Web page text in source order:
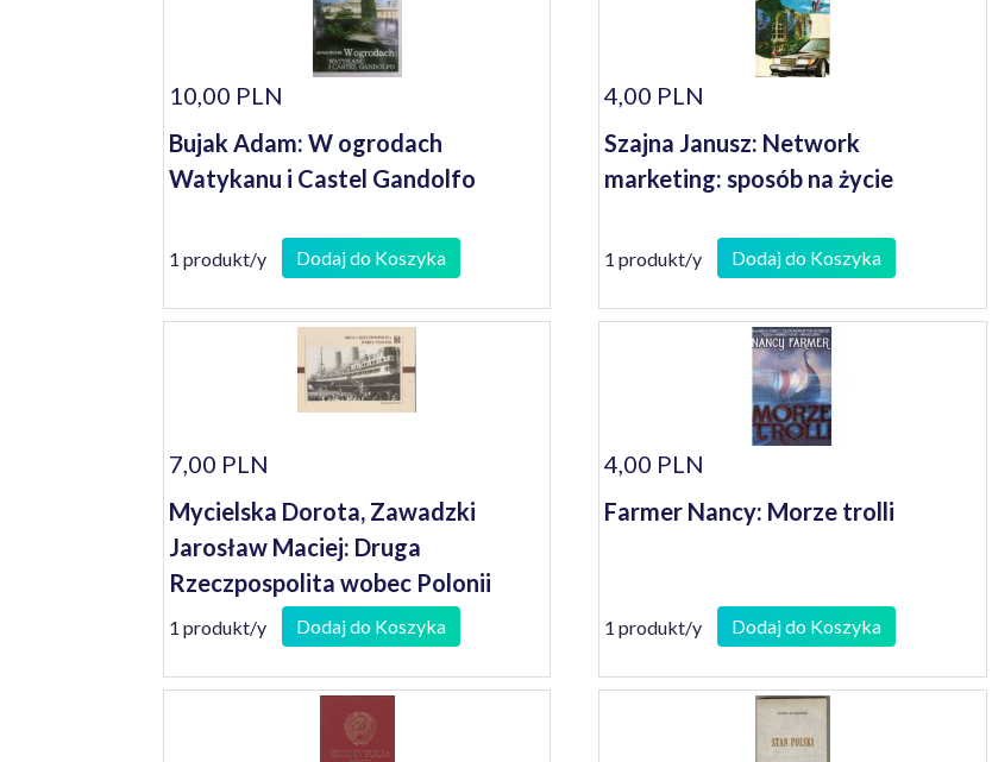
10,00 PLN
Bujak Adam: W ogrodach
Watykanu i Castel Gandolfo
1 produkt/y Dodaj do Koszyka
4,00 PLN
Szajna Janusz: Network
marketing: sposób na życie
1 produkt/y Dodaj do Koszyka
7,00 PLN
Mycielska Dorota, Zawadzki
Jarosław Maciej: Druga
Rzeczpospolita wobec Polonii
1 produkt/y Dodaj do Koszyka
4,00 PLN
Farmer Nancy: Morze trolli
1 produkt/y Dodaj do Koszyka